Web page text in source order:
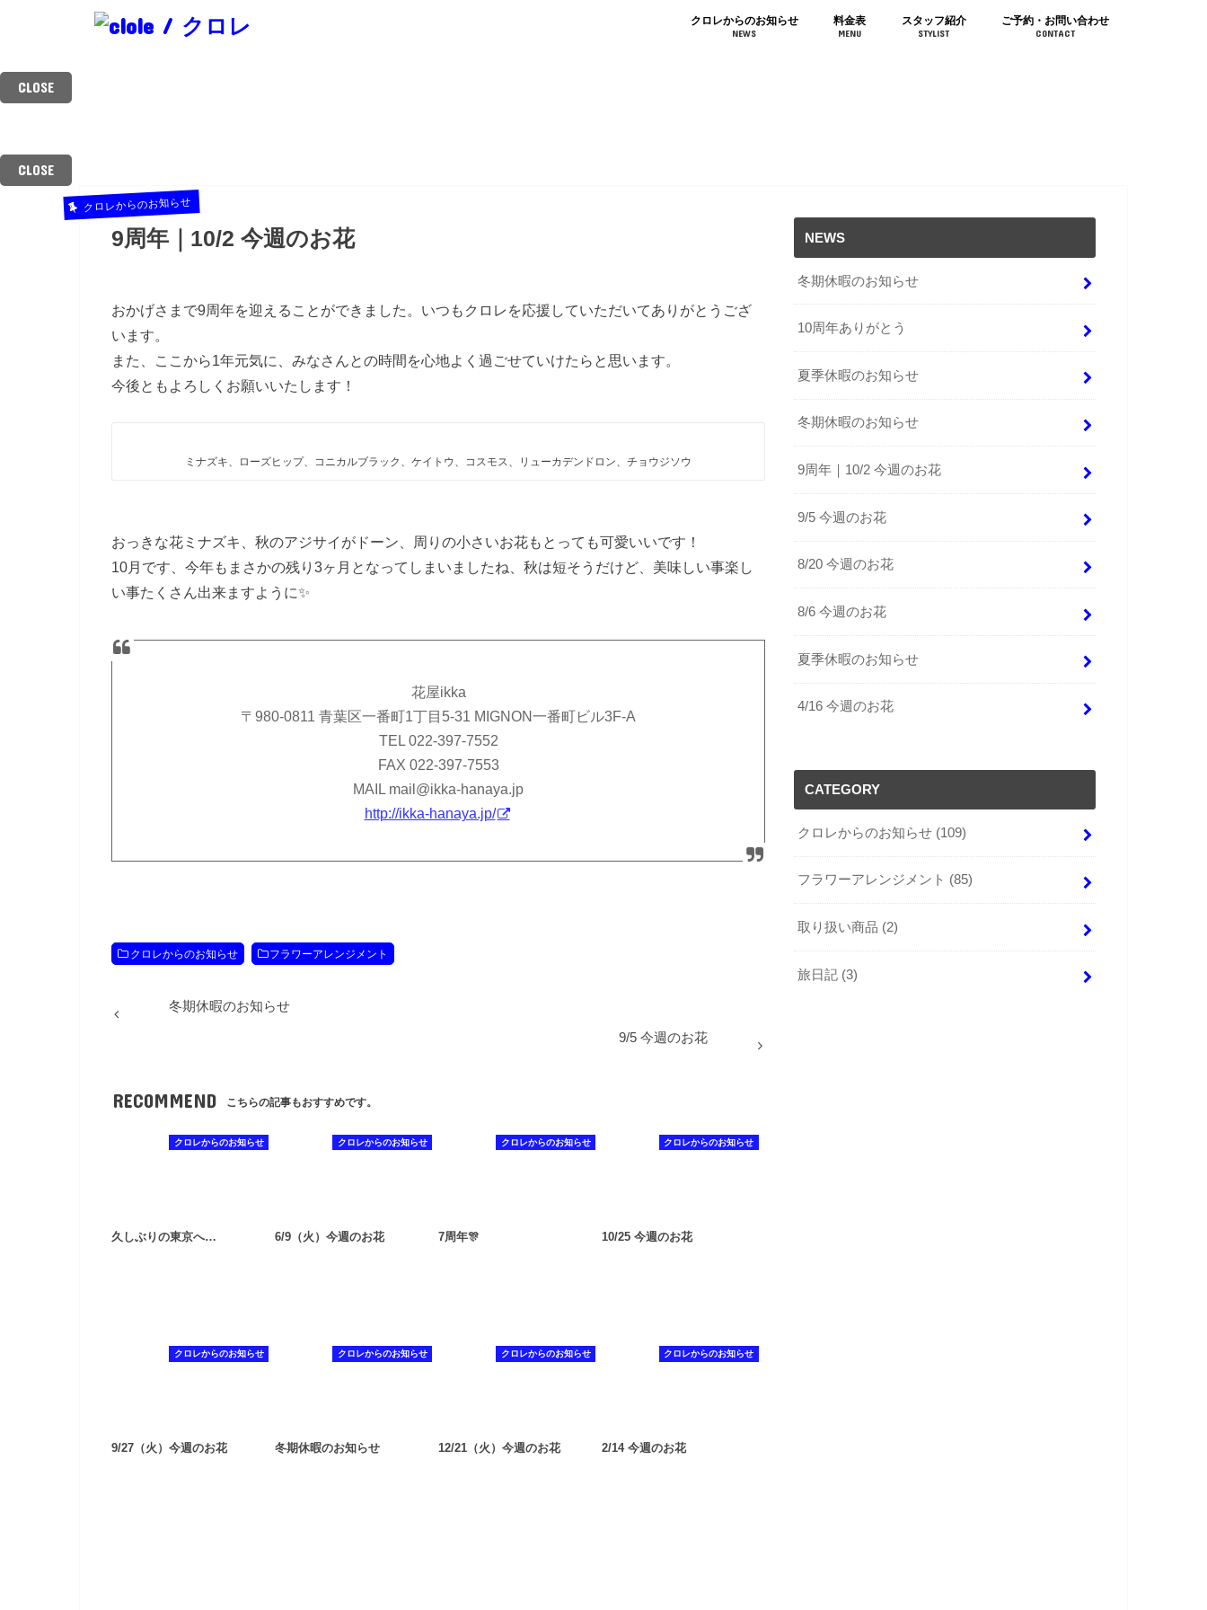
クロレからのお知らせ
NEWS
料金表
MENU
スタッフ紹介
STYLIST
ご予約・お問い合わせ
CONTACT
CLOSE
CLOSE
クロレからのお知らせ
9周年｜10/2 今週のお花
おかげさまで9周年を迎えることができました。いつもクロレを応援していただいてありがとうござ
います。
また、ここから1年元気に、みなさんとの時間を心地よく過ごせていけたらと思います。
今後ともよろしくお願いいたします！
ミナズキ、ローズヒップ、コニカルブラック、ケイトウ、コスモス、リューカデンドロン、チョウジソウ
おっきな花ミナズキ、秋のアジサイがドーン、周りの小さいお花もとっても可愛いいです！
10月です、今年もまさかの残り3ヶ月となってしまいましたね、秋は短そうだけど、美味しい事楽し
い事たくさん出来ますように✨
花屋ikka
〒980-0811 青葉区一番町1丁目5-31 MIGNON一番町ビル3F-A
TEL 022-397-7552
FAX 022-397-7553
MAIL mail@ikka-hanaya.jp
http://ikka-hanaya.jp/
クロレからのお知らせ フラワーアレンジメント
冬期休暇のお知らせ
9/5 今週のお花
RECOMMEND こちらの記事もおすすめです。
クロレからのお知らせ
久しぶりの東京へ…
クロレからのお知らせ
6/9（火）今週のお花
クロレからのお知らせ
7周年🎊
クロレからのお知らせ
10/25 今週のお花
クロレからのお知らせ
9/27（火）今週のお花
クロレからのお知らせ
冬期休暇のお知らせ
クロレからのお知らせ
12/21（火）今週のお花
クロレからのお知らせ
2/14 今週のお花
NEWS
冬期休暇のお知らせ
10周年ありがとう
夏季休暇のお知らせ
冬期休暇のお知らせ
9周年｜10/2 今週のお花
9/5 今週のお花
8/20 今週のお花
8/6 今週のお花
夏季休暇のお知らせ
4/16 今週のお花
CATEGORY
クロレからのお知らせ (109)
フラワーアレンジメント (85)
取り扱い商品 (2)
旅日記 (3)